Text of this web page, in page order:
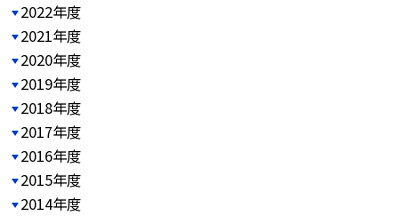
2022年度
2021年度
2020年度
2019年度
2018年度
2017年度
2016年度
2015年度
2014年度